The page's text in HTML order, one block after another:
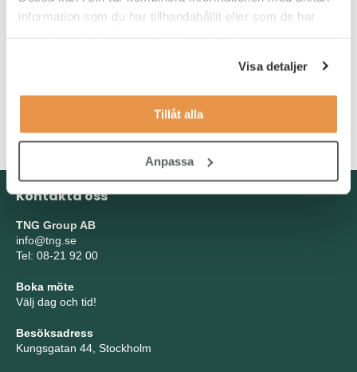
information som du har tillhandahållit eller som de har
Visa detaljer
Tillåt alla
Anpassa
intresse för människor och relationer.
jobbade på igår kan vara tillsatt imorgon. Charmigt och
förväntar vi oss att du blir ytterligare en motor i maskineriet, som
med nyfikenhet och beslutsamhet gör allt du kan för att göra
dina kandidater och kollegor nöjda.
Kontakta oss
TNG Group AB
info@tng.se
Tel: 08-21 92 00
Boka möte
Välj dag och tid!
Besöksadress
Kungsgatan 44, Stockholm